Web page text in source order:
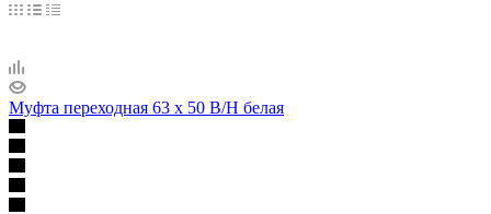
Муфта переходная 63 х 50 В/Н белая